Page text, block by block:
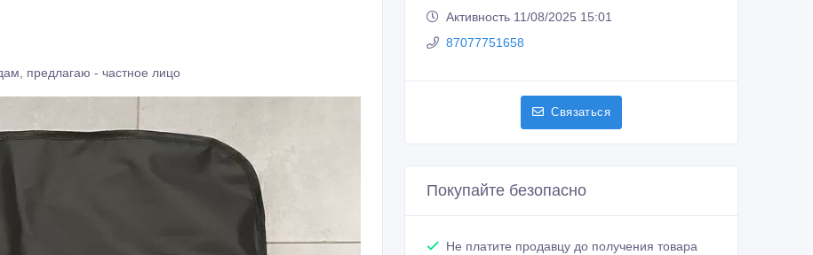
предлагаю - частное лицо
Активность 11/08/2025 15:01
87077751658
Связаться
Покупайте безопасно
Не платите продавцу до получения товара